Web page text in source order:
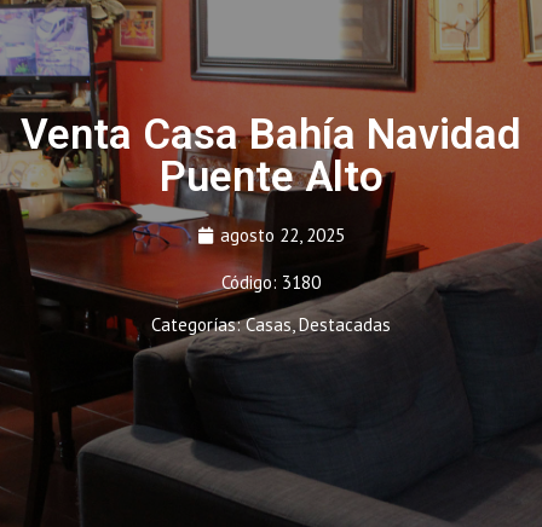
Venta Casa Bahía Navidad
Puente Alto
agosto 22, 2025
Código: 3180
Categorías:Casas,Destacadas